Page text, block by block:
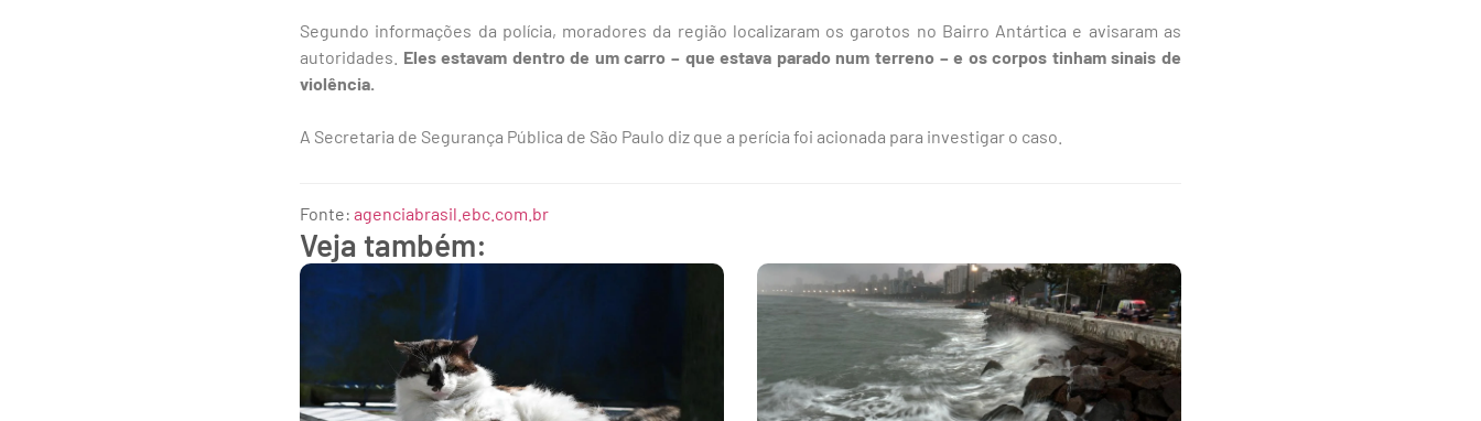
Segundo informações da polícia, moradores da região localizaram os garotos no Bairro Antártica e avisaram as
autoridades. Eles estavam dentro de um carro – que estava parado num terreno – e os corpos tinham sinais de
violência.
A Secretaria de Segurança Pública de São Paulo diz que a perícia foi acionada para investigar o caso.
Fonte: agenciabrasil.ebc.com.br
Veja também: